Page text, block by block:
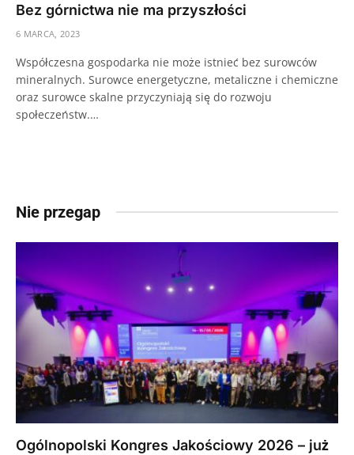
Bez górnictwa nie ma przyszłości
6 MARCA, 2023
Współczesna gospodarka nie może istnieć bez surowców
mineralnych. Surowce energetyczne, metaliczne i chemiczne
oraz surowce skalne przyczyniają się do rozwoju
społeczeństw.…
Nie przegap
Ogólnopolski Kongres Jakościowy 2026 – już